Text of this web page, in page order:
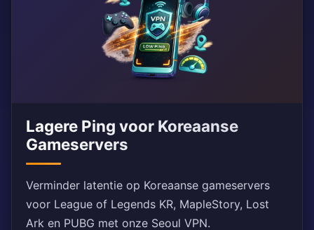
Lagere Ping voor Koreaanse
Gameservers
Verminder latentie op Koreaanse gameservers
voor League of Legends KR, MapleStory, Lost
Ark en PUBG met onze Seoul VPN.